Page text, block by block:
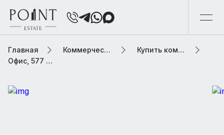
Главная Коммерческая элитная недвижимость
Купить коммерческую недвижимость
Офис, 577 м2 В бизнес центре «Московский шелк»